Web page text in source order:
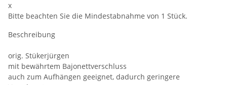
x
Bitte beachten Sie die Mindestabnahme von 1 Stück.
Beschreibung
orig. Stükerjürgen
mit bewährtem Bajonettverschluss
auch zum Aufhängen geeignet, dadurch geringere